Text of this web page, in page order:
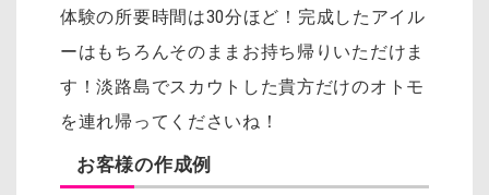
体験の所要時間は30分ほど！ 完成したアイル
ーはもちろんそのままお持ち帰りいただけま
す！淡路島でスカウトした貴方だけのオトモ
を連れ帰ってくださいね！
お客様の作成例